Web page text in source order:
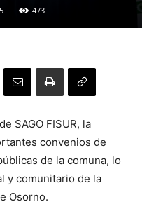
473
SAGO FISUR, la
convenios de
de la comuna, lo
y comunitario de la
Osorno.